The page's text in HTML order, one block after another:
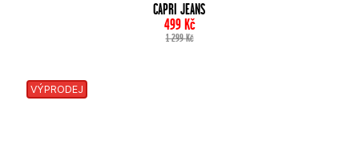
CAPRI JEANS
499Kč
1 299Kč
VÝPRODEJ